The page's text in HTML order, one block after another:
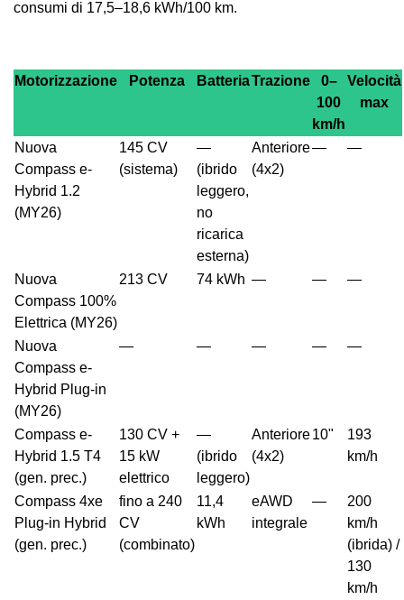
consumi di 17,5–18,6 kWh/100 km.
Motorizzazione Potenza BatteriaTrazione
0–
100
km/h
Velocità
max
Nuova
Compass e-
Hybrid 1.2
(MY26)
145 CV
(sistema)
—
(ibrido
leggero,
no
ricarica
esterna)
Anteriore
(4x2)
— —
Nuova
Compass 100%
Elettrica (MY26)
213 CV 74 kWh — — —
Nuova
Compass e-
Hybrid Plug-in
(MY26)
— — — — —
Compass e-
Hybrid 1.5 T4
(gen. prec.)
130 CV +
15 kW
elettrico
—
(ibrido
leggero)
Anteriore
(4x2)
10"
193
km/h
Compass 4xe
Plug-in Hybrid
(gen. prec.)
fino a 240
CV
(combinato)
11,4
kWh
eAWD
integrale
—
200
km/h
(ibrida) /
130
km/h